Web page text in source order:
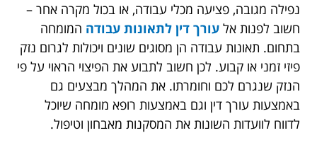
נפילה מגובה, פציעה מכלי עבודה, או בכול מקרה אחר –
חשוב לפנות אל עורך דין לתאונות עבודה המומחה
בתחום. תאונות עבודה הן מסוגים שונים ויכולות לגרום נזק
פיזי זמני או קבוע. לכן חשוב לתבוע את הפיצוי הראוי על פי
הנזק שנגרם לכם וחומרתו. את המהלך מבצעים גם
באמצעות עורך דין וגם באמצעות רופא מומחה שיוכל
לדווח לוועדות השונות את המסקנות מאבחון וטיפול.